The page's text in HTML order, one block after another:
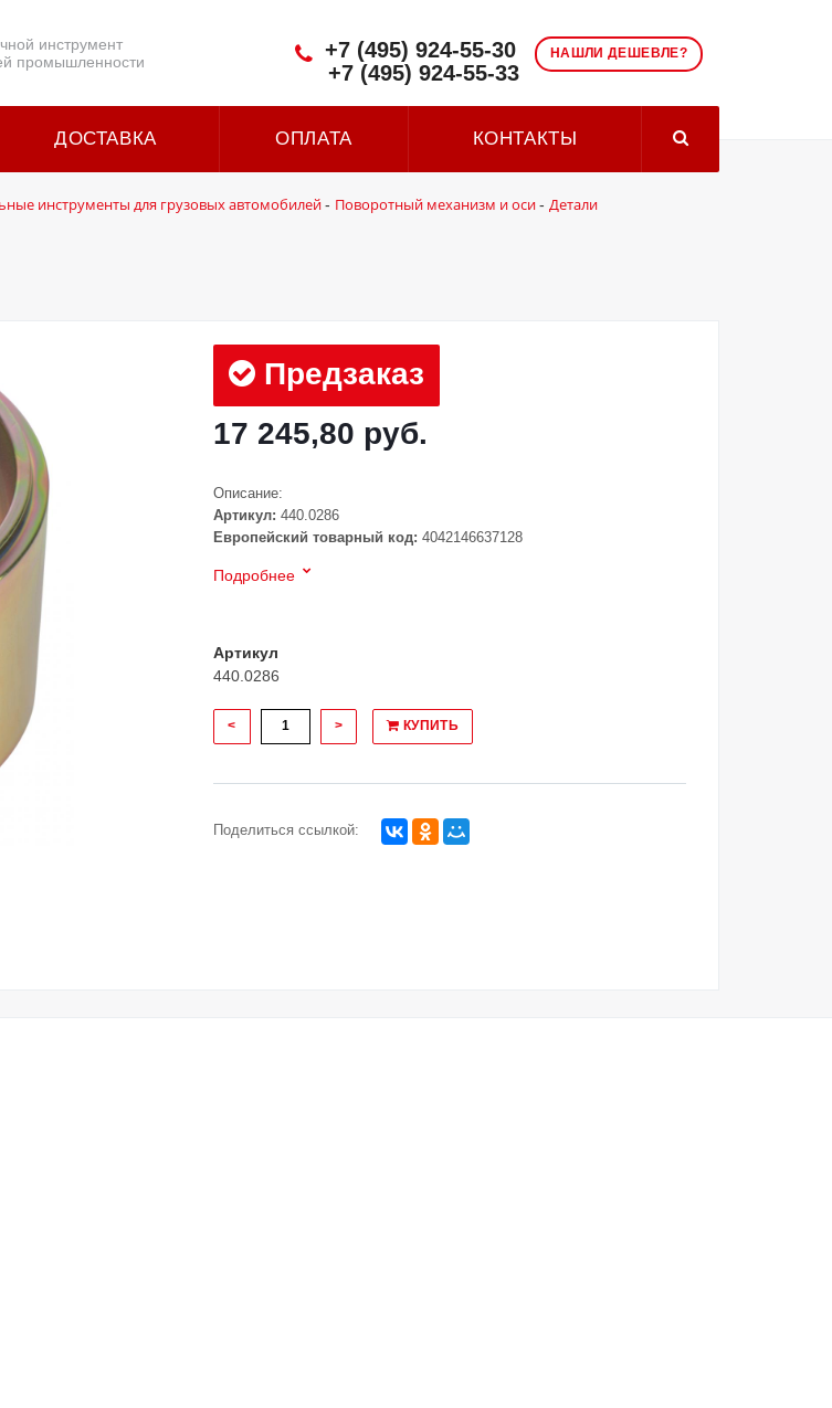
инструмент
промышленности
НАШЛИ ДЕШЕВЛЕ?
+7 (495) 924-55-30
+7 (495) 924-55-33
ДОСТАВКА ОПЛАТА КОНТАКТЫ
инструменты для грузовых автомобилей- Поворотный механизм и оси- Детали
Предзаказ
17 245,80 руб.
Описание:
Артикул: 440.0286
Европейский товарный код: 4042146637128
Подробнее
Артикул
440.0286
< > КУПИТЬ
Поделиться ссылкой: